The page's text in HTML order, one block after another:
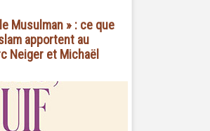
Musulman » : ce que
apportent au
Neiger et Michaël